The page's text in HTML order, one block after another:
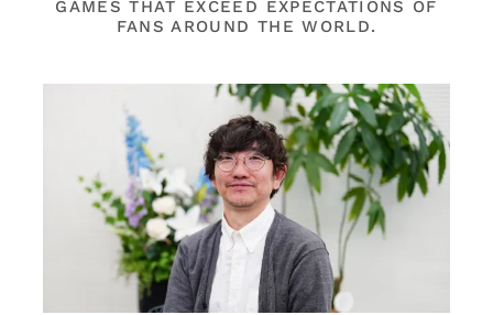
GAMES THAT EXCEED EXPECTATIONS OF
FANS AROUND THE WORLD.